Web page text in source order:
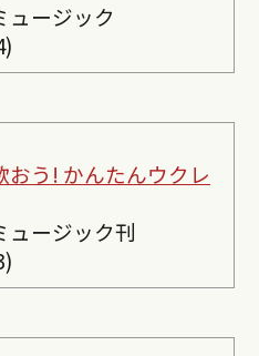
ュージック
おう! かんたんウクレ
ュージック刊